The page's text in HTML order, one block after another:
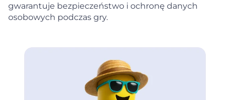
gwarantuje bezpieczeństwo i ochronę danych
osobowych podczas gry.